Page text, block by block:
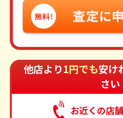
他店より1円でも安け
さい
お近くの店